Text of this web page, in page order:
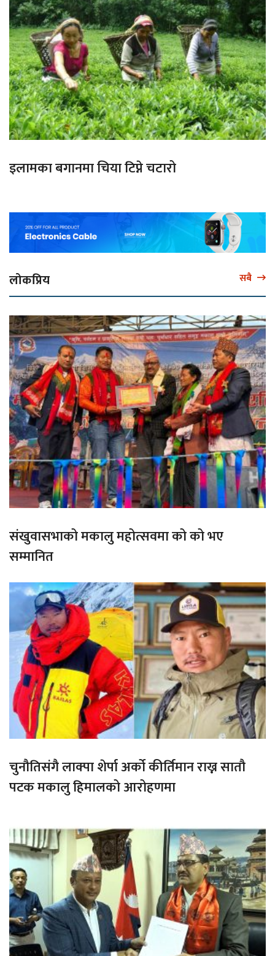
इलामका बगानमा चिया टिप्ने चटारो
लोकप्रिय सबै
संखुवासभाको मकालु महोत्सवमा को को भए
सम्मानित
चुनौतिसंगै लाक्पा शेर्पा अर्को कीर्तिमान राख्न सातौ
पटक मकालु हिमालको आरोहणमा